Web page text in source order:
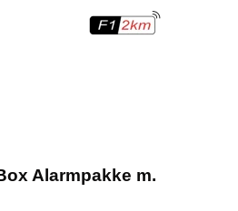
Alarmpakke m.